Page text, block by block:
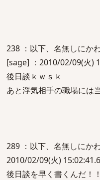
238 ：以下、名無しにか
[sage] ：2010/02/09(火)
後日談ｋｗｓｋ
あと浮気相手の職場には
289 ：以下、名無しにか
2010/02/09(火)
後日談を早く書くんだ！！